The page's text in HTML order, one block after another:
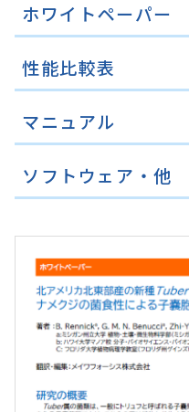
ホワイトペーパー
性能比較表
マニュアル
ソフトウェア・他